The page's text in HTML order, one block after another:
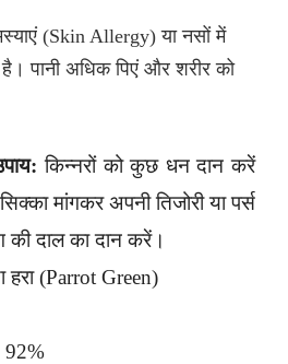
(Skin Allergy) या नसों में
पानी अधिक पिएं और शरीर को
किन्नरों को कुछ धन दान करें
मांगकर अपनी तिजोरी या पर्स
की दाल का दान करें।
हरा (Parrot Green)
92%